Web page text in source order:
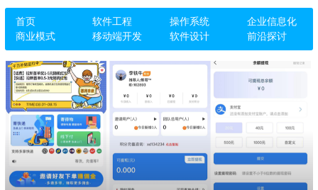
首页 软件工程 操作系统
企业信息化
商业模式
移动端开发 软件设计 前沿探讨